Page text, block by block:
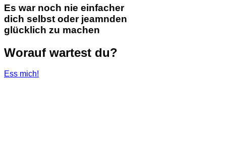
Es war noch nie einfacher
dich selbst oder jeamnden
glücklich zu machen
Worauf wartest du?
Ess mich!